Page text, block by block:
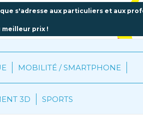
s'adresse aux particuliers et aux
prix !
MOBILITÉ / SMARTPHONE
3D SPORTS